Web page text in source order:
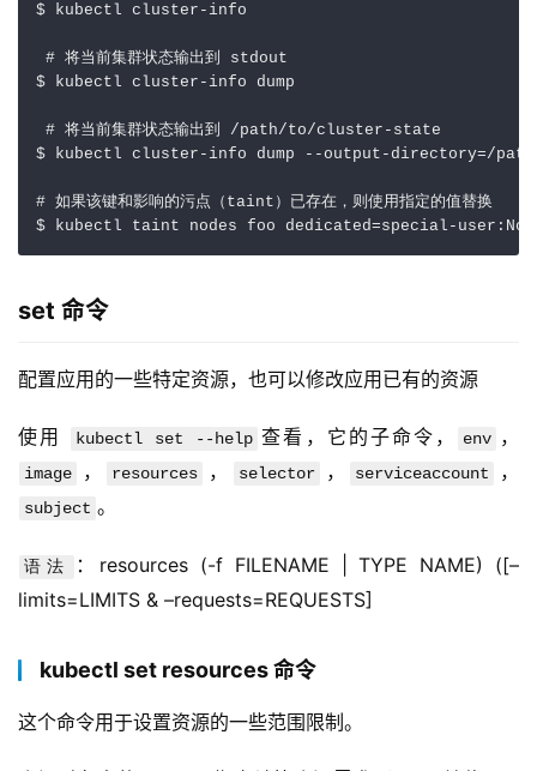
$ kubectl cluster-info
# 将当前集群状态输出到 stdout
$ kubectl
# 将当前集群状态输出到 /path/to/cluster-state
$ kubectl cluster-info dump --output-directory=/
# 如果该键和影响的污点（taint）已存在，则使用指定的值替换
$ kubectl taint nodes foo dedicated=special-
set 命令
配置应用的一些特定资源，也可以修改应用已有的资源
使用 kubectl set --help 查看，它的子命令， env ，
image ， resources ， selector ， serviceaccount ，
subject 。
语法
：resources (-f FILENAME | TYPE NAME) ([–
limits=LIMITS & –requests=REQUESTS]
kubectl set resources 命令
这个命令用于设置资源的一些范围限制。